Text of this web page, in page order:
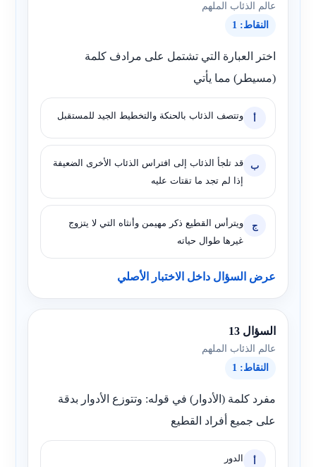
عالم الذئاب الملهم
النقاط: 1
اختر العبارة التي تشتمل على مرادف كلمة
(مسيطر) مما يأتي
أ وتتصف الذئاب بالحنكة والتخطيط الجيد للمستقبل
ب
قد تلجأ الذئاب إلى افتراس الذئاب الأخرى الضعيفة
إذا لم تجد ما تقتات عليه
ج
ويترأس القطيع ذكر مهيمن وأنثاه التي لا يتزوج
غيرها طوال حياته
عرض السؤال داخل الاختبار الأصلي
السؤال 13
عالم الذئاب الملهم
النقاط: 1
مفرد كلمة (الأدوار) في قوله: وتتوزع الأدوار بدقة
على جميع أفراد القطيع
أ الدور